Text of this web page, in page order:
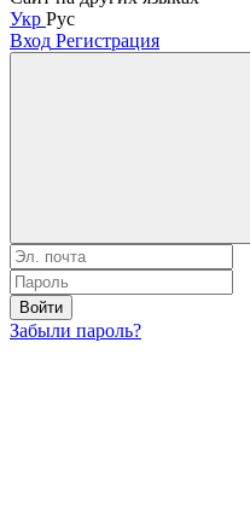
Укр Рус
Вход Регистрация
Войти
Забыли пароль?